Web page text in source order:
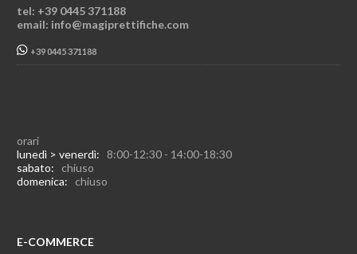
tel: +39 0445 371188
email: info@magiprettifiche.com
+39 0445 371188
orari
lunedì > venerdì: 8:00-12:30 - 14:00-18:30
sabato: chiuso
domenica: chiuso
E-COMMERCE